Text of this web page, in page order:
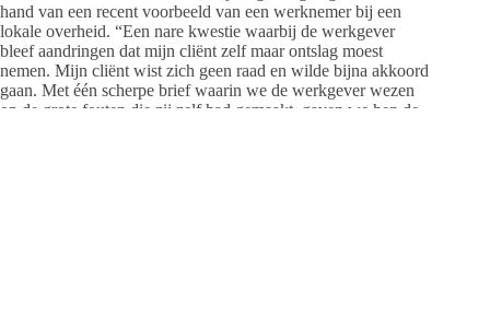
hand van een recent voorbeeld van een werknemer bij een
lokale overheid. “Een nare kwestie waarbij de werkgever
bleef aandringen dat mijn cliënt zelf maar ontslag moest
nemen. Mijn cliënt wist zich geen raad en wilde bijna akkoord
gaan. Met één scherpe brief waarin we de werkgever wezen
op de grote fouten die zij zelf had gemaakt, gaven we hen de